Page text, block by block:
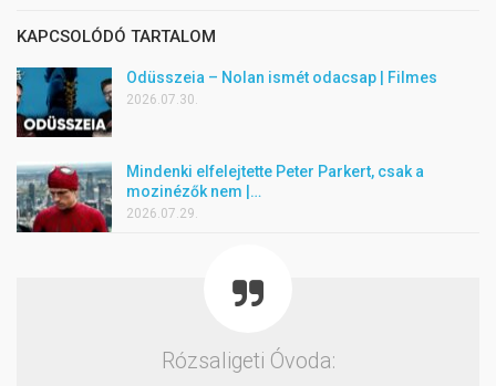
KAPCSOLÓDÓ TARTALOM
Odüsszeia – Nolan ismét odacsap | Filmes
2026.07.30.
Mindenki elfelejtette Peter Parkert, csak a
mozinézők nem |…
2026.07.29.
Rózsaligeti Óvoda: